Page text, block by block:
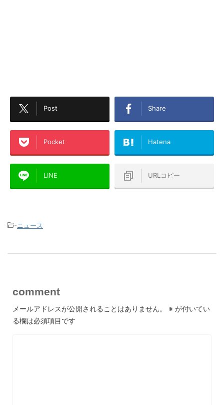
Post Share
Pocket Hatena
LINE URLコピー
-ニュース
comment
メールアドレスが公開されることはありません。 ※ が付いてい
る欄は必須項目です